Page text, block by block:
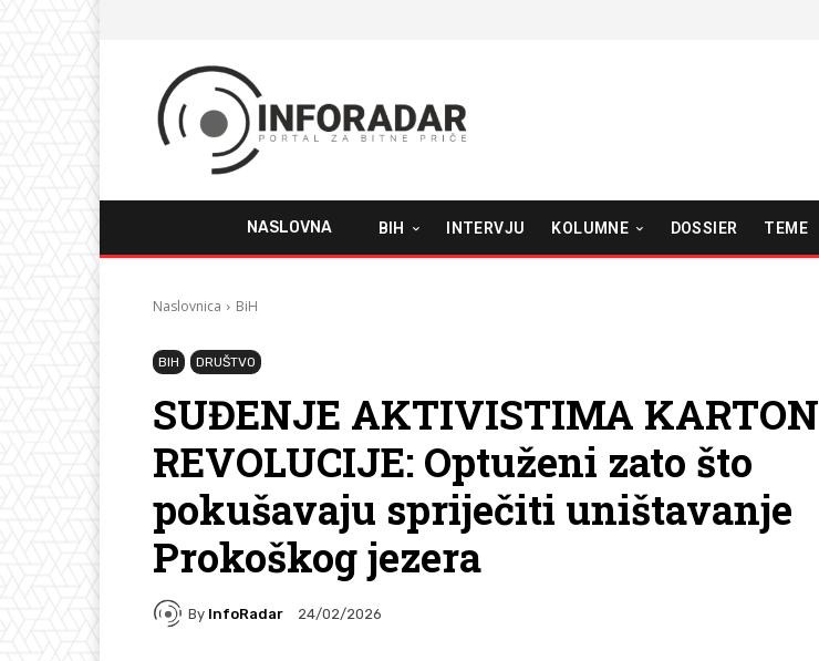
NASLOVNA BIH INTERVJU KOLUMNE DOSSIER TEME
Naslovnica BiH
BIH DRUŠTVO
SUĐENJE AKTIVISTIMA KARTON
REVOLUCIJE: Optuženi zato što
pokušavaju spriječiti uništavanje
Prokoškog jezera
By InfoRadar 24/02/2026